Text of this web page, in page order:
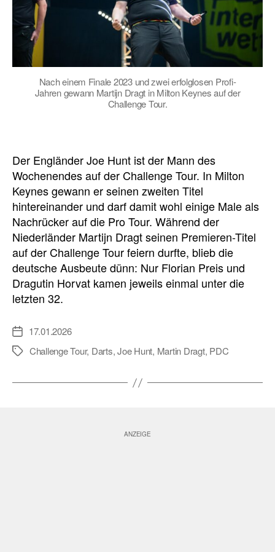
Nach einem Finale 2023 und zwei erfolglosen Profi-
Jahren gewann Martijn Dragt in Milton Keynes auf der
Challenge Tour.
Der Engländer Joe Hunt ist der Mann des
Wochenendes auf der Challenge Tour. In Milton
Keynes gewann er seinen zweiten Titel
hintereinander und darf damit wohl einige Male als
Nachrücker auf die Pro Tour. Während der
Niederländer Martijn Dragt seinen Premieren-Titel
auf der Challenge Tour feiern durfte, blieb die
deutsche Ausbeute dünn: Nur Florian Preis und
Dragutin Horvat kamen jeweils einmal unter die
letzten 32.
Veröffentlichungsdatum
17.01.2026
Schlagwörter
Challenge Tour, Darts,Joe Hunt, Martin Dragt, PDC